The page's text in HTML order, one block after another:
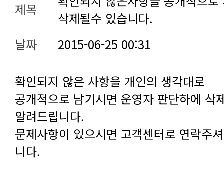
제목
삭제될수 있습니다.
날짜
2015-06-25 00:31
확인되지 않은 사항을 개인의 생각대로
알려드립니다.
니다.